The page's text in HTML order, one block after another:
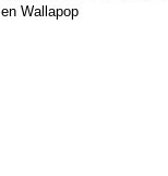
en Wallapop